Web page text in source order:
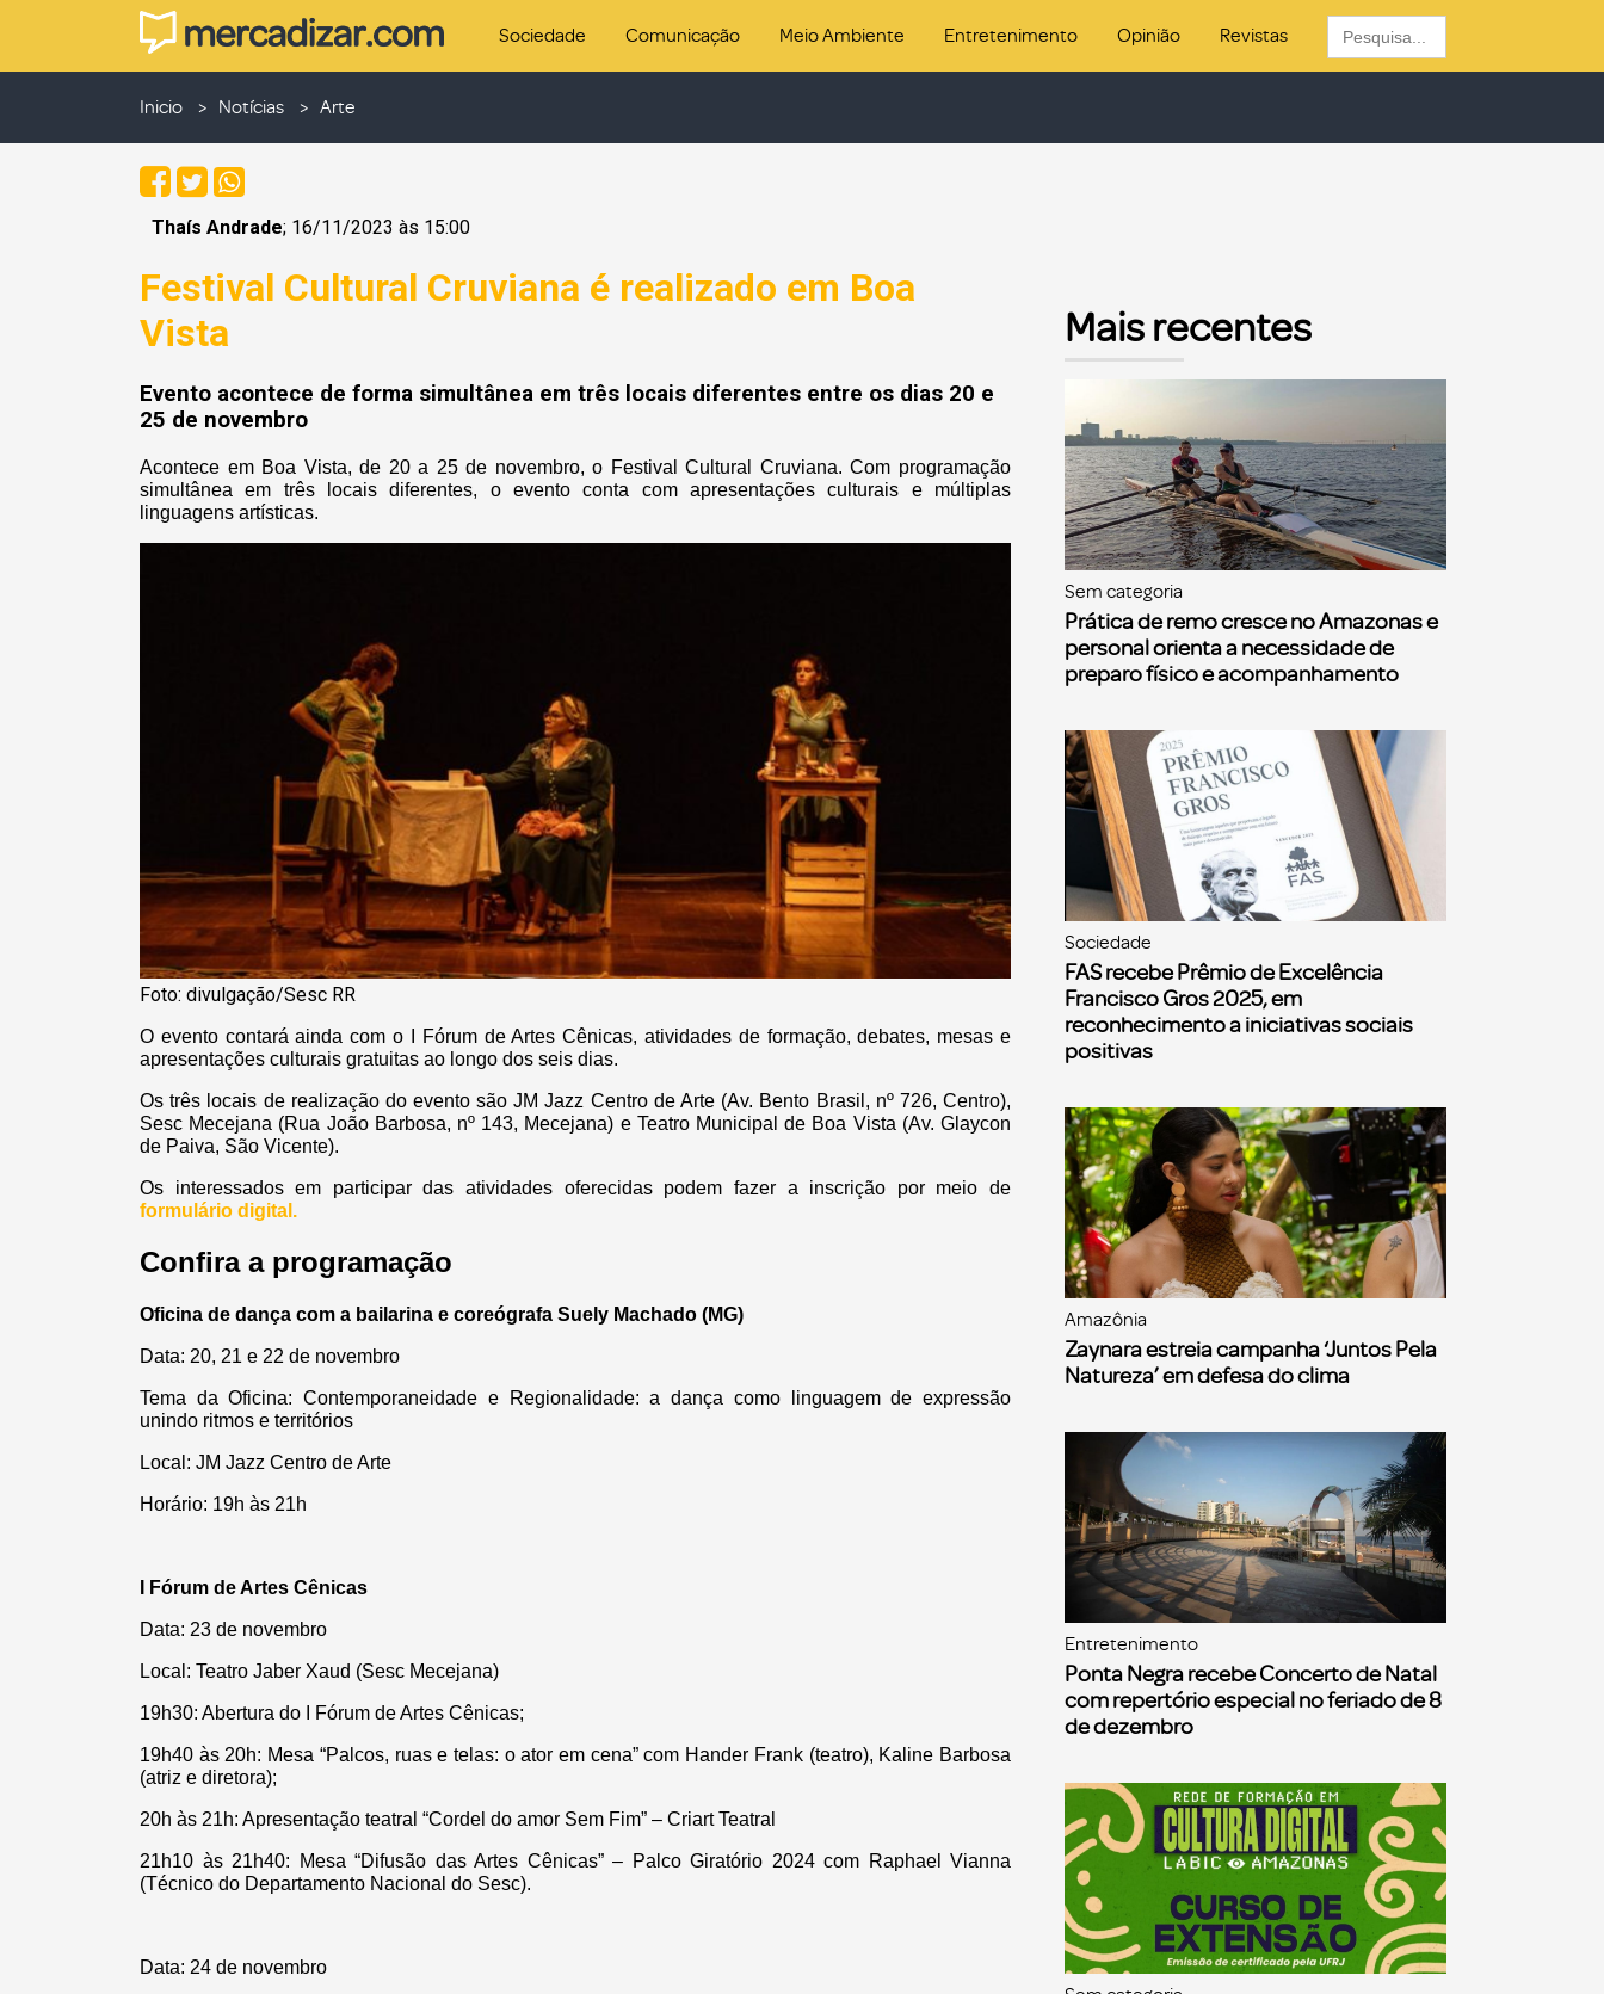
Sociedade Comunicação Meio Ambiente Entretenimento Opinião Revistas
Search
for:
Inicio Notícias Arte
Thaís Andrade; 16/11/2023 às 15:00
Festival Cultural Cruviana é realizado em Boa
Vista
Evento acontece de forma simultânea em três locais diferentes entre os dias 20 e
25 de novembro
Acontece em Boa Vista, de 20 a 25 de novembro, o Festival Cultural Cruviana. Com programação
simultânea em três locais diferentes, o evento conta com apresentações culturais e múltiplas
linguagens artísticas.
Foto: divulgação/Sesc RR
O evento contará ainda com o I Fórum de Artes Cênicas, atividades de formação, debates, mesas e
apresentações culturais gratuitas ao longo dos seis dias.
Os três locais de realização do evento são JM Jazz Centro de Arte (Av. Bento Brasil, nº 726, Centro),
Sesc Mecejana (Rua João Barbosa, nº 143, Mecejana) e Teatro Municipal de Boa Vista (Av. Glaycon
de Paiva, São Vicente).
Os interessados em participar das atividades oferecidas podem fazer a inscrição por meio de
formulário digital.
Confira a programação
Oficina de dança com a bailarina e coreógrafa Suely Machado (MG)
Data: 20, 21 e 22 de novembro
Tema da Oficina: Contemporaneidade e Regionalidade: a dança como linguagem de expressão
unindo ritmos e territórios
Local: JM Jazz Centro de Arte
Horário: 19h às 21h
I Fórum de Artes Cênicas
Data: 23 de novembro
Local: Teatro Jaber Xaud (Sesc Mecejana)
19h30: Abertura do I Fórum de Artes Cênicas;
19h40 às 20h: Mesa “Palcos, ruas e telas: o ator em cena” com Hander Frank (teatro), Kaline Barbosa
(atriz e diretora);
20h às 21h: Apresentação teatral “Cordel do amor Sem Fim” – Criart Teatral
21h10 às 21h40: Mesa “Difusão das Artes Cênicas” – Palco Giratório 2024 com Raphael Vianna
(Técnico do Departamento Nacional do Sesc).
Data: 24 de novembro
Mais recentes
Sem categoria
Prática de remo cresce no Amazonas e
personal orienta a necessidade de
preparo físico e acompanhamento
Sociedade
FAS recebe Prêmio de Excelência
Francisco Gros 2025, em
reconhecimento a iniciativas sociais
positivas
Amazônia
Zaynara estreia campanha ‘Juntos Pela
Natureza’ em defesa do clima
Entretenimento
Ponta Negra recebe Concerto de Natal
com repertório especial no feriado de 8
de dezembro